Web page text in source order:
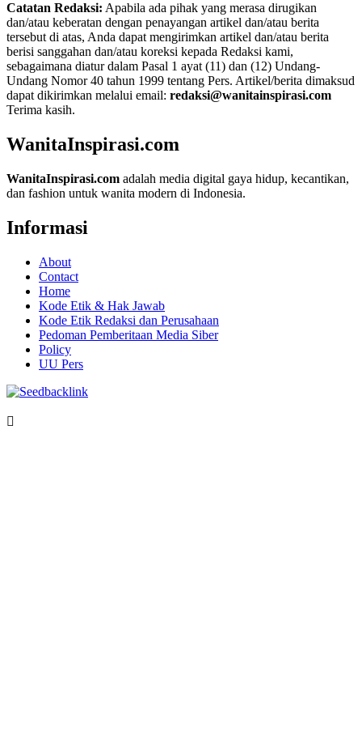
Catatan Redaksi: Apabila ada pihak yang merasa dirugikan
dan/atau keberatan dengan penayangan artikel dan/atau berita
tersebut di atas, Anda dapat mengirimkan artikel dan/atau berita
berisi sanggahan dan/atau koreksi kepada Redaksi kami,
sebagaimana diatur dalam Pasal 1 ayat (11) dan (12) Undang-
Undang Nomor 40 tahun 1999 tentang Pers. Artikel/berita dimaksud
dapat dikirimkan melalui email: redaksi@wanitainspirasi.com
Terima kasih.
WanitaInspirasi.com
WanitaInspirasi.com adalah media digital gaya hidup, kecantikan,
dan fashion untuk wanita modern di Indonesia.
Informasi
About
Contact
Home
Kode Etik & Hak Jawab
Kode Etik Redaksi dan Perusahaan
Pedoman Pemberitaan Media Siber
Policy
UU Pers